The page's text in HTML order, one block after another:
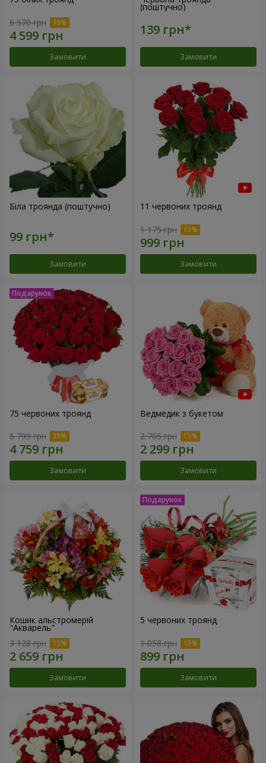
6 570 грн
Замовити
(поштучно)
Замовити
Біла троянда (поштучно)
Замовити
11 червоних троянд
1 175 грн
Замовити
75 червоних троянд
6 799 грн
Замовити
Ведмедик з букетом
2 705 грн
Замовити
Кошик альстромерій
"Акварель"
3 128 грн
Замовити
5 червоних троянд
1 058 грн
Замовити